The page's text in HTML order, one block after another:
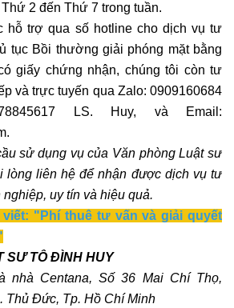
2 đến Thứ 7 trong tuần.
hỗ trợ qua số hotline cho dịch vụ tư
tục Bồi thường giải phóng mặt bằng
giấy chứng nhận, chúng tôi còn tư
và trực tuyến qua Zalo: 0909160684
LS. Huy, và Email:
sử dụng vụ của Văn phòng Luật sư
lòng liên hệ để nhận được dịch vụ tư
nghiệp, uy tín và hiệu quả.
viết: "Phí thuê tư vấn và giải quyết
SƯ TÔ ĐÌNH HUY
nhà Centana, Số 36 Mai Chí Thọ,
Thủ Đức, Tp. Hồ Chí Minh